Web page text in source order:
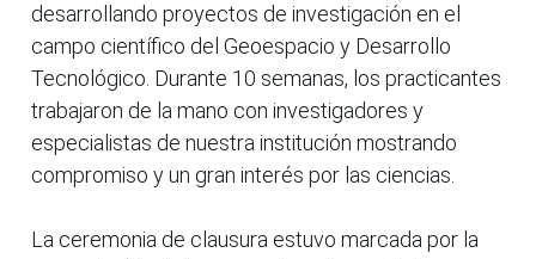
desarrollando proyectos de investigación en el
campo científico del Geoespacio y Desarrollo
Tecnológico. Durante 10 semanas, los practicantes
trabajaron de la mano con investigadores y
especialistas de nuestra institución mostrando
compromiso y un gran interés por las ciencias.
La ceremonia de clausura estuvo marcada por la